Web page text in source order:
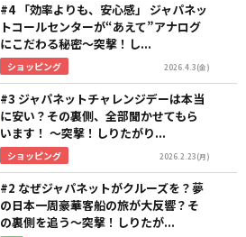
#4 「効率よりも、安心感」 ジャパネッ
トコールセンターが“あえて”アナログ
にこだわる秘密～突撃！し...
ショッピング 2026.4.3(金)
#3 ジャパネットチャレンジデーは本当
に安い？その裏側、全部聞かせてもら
います！ ～突撃！しりたがり...
ショッピング 2026.2.23(月)
#2 なぜジャパネットがクルーズを？夢
の日本一周豪華客船の旅が大反響？そ
の裏側を追う～突撃！しりたが...